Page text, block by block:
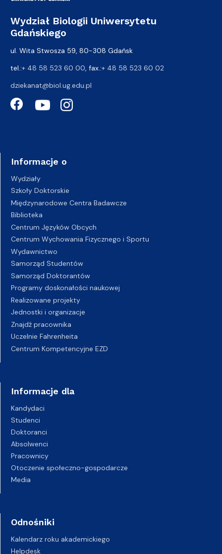
Wydział Biologii Uniwersytetu
Gdańskiego
ul. Wita Stwosza 59, 80-308 Gdańsk
tel.:+ 48 58 523 60 00, fax.:+ 48 58 523 60 02
dziekanat@biol.ug.edu.pl
Informacje o
Wydziały
Szkoły Doktorskie
Międzynarodowe Centra Badawcze
Biblioteka
Centrum Języków Obcych
Centrum Wychowania Fizycznego i Sportu
Wydawnictwo
Samorząd Studentów
Samorząd Doktorantów
Programy doskonałości naukowej
Realizowane projekty
Jednostki i organizacje
Znajdź pracownika
Uczelnie Fahrenheita
Centrum Kompetencyjne EZD
Informacje dla
Kandydaci
Studenci
Doktoranci
Absolwenci
Pracownicy
Otoczenie społeczno-gospodarcze
Media
Odnośniki
Kalendarz roku akademickiego
Helpdesk